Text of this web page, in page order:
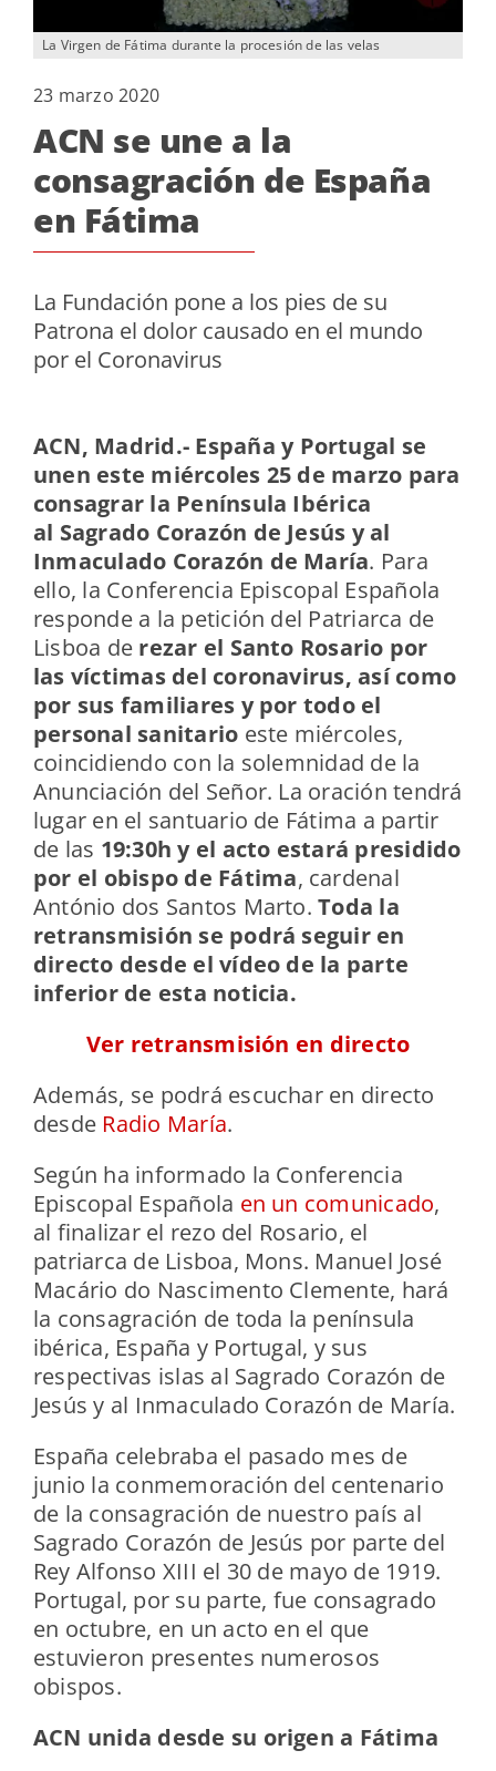
La Virgen de Fátima durante la procesión de las velas
23 marzo 2020
ACN se une a la
consagración de España
en Fátima
La Fundación pone a los pies de su
Patrona el dolor causado en el mundo
por el Coronavirus
ACN, Madrid.- España y Portugal se
unen este miércoles 25 de marzo para
consagrar la Península Ibérica
al Sagrado Corazón de Jesús y al
Inmaculado Corazón de María. Para
ello, la Conferencia Episcopal Española
responde a la petición del Patriarca de
Lisboa de rezar el Santo Rosario por
las víctimas del coronavirus, así como
por sus familiares y por todo el
personal sanitario este miércoles,
coincidiendo con la solemnidad de la
Anunciación del Señor. La oración tendrá
lugar en el santuario de Fátima a partir
de las 19:30h y el acto estará presidido
por el obispo de Fátima, cardenal
António dos Santos Marto.Toda la
retransmisión se podrá seguir en
directo desde el vídeo de la parte
inferior de esta noticia.
Ver retransmisión en directo
Además, se podrá escuchar en directo
desde Radio María.
Según ha informado la Conferencia
Episcopal Española en un comunicado,
al finalizar el rezo del Rosario, el
patriarca de Lisboa, Mons. Manuel José
Macário do Nascimento Clemente, hará
la consagración de toda la península
ibérica, España y Portugal, y sus
respectivas islas al Sagrado Corazón de
Jesús y al Inmaculado Corazón de María.
España celebraba el pasado mes de
junio la conmemoración del centenario
de la consagración de nuestro país al
Sagrado Corazón de Jesús por parte del
Rey Alfonso XIII el 30 de mayo de 1919.
Portugal, por su parte, fue consagrado
en octubre, en un acto en el que
estuvieron presentes numerosos
obispos.
ACN unida desde su origen a Fátima